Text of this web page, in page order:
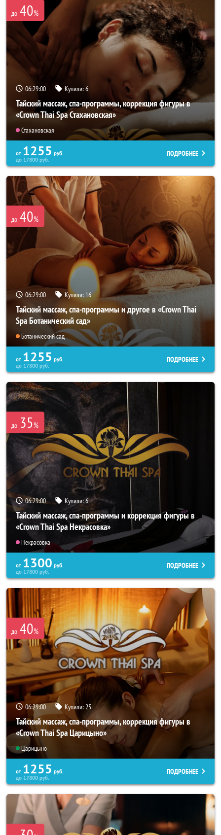
до 40%
06:28:57 Купили:6
Тайский массаж, спа-программы, коррекция фигуры в
«Crown Thai Spa Стахановская»
Стахановская
от 1255 руб.
до17800руб.
ПОДРОБНЕЕ
до 40%
06:28:57 Купили: 16
Тайский массаж, спа-программы и другое в «Crown Thai
Spa Ботанический сад»
Ботанический сад
от 1255 руб.
до17800руб.
ПОДРОБНЕЕ
до 35%
06:28:57 Купили:6
Тайский массаж, спа-программы и коррекция фигуры в
«Crown Thai Spa Некрасовка»
Некрасовка
от 1300 руб.
до17800руб.
ПОДРОБНЕЕ
до 40%
06:28:57 Купили: 25
Тайский массаж, спа-программы, коррекция фигуры в
«Crown Thai Spa Царицыно»
Царицыно
от 1255 руб.
до17800руб.
ПОДРОБНЕЕ